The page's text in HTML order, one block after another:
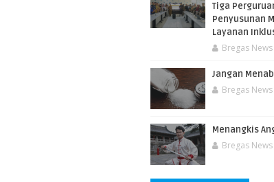
Tiga
Penyusunan
Layanan
Bregas News
Jangan
Bregas News
Menangkis
Bregas News